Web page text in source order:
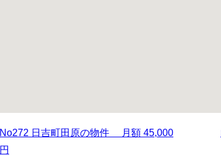
No272 日吉町田原の物件 月額 45,000
円